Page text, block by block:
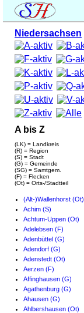
Niedersachsen
A bis Z
(LK) = Landkreis
(R) = Region
(S) = Stadt
(G) = Gemeinde
(SG) = Samtgem.
(F) = Flecken
(Ot) = Orts-/Stadtteil
(Alt-)Wallenhorst (Ot)
Achim (S)
Achtum-Uppen (Ot)
Adelebsen (F)
Adenbüttel (G)
Adendorf (G)
Adenstedt (Ot)
Aerzen (F)
Affinghausen (G)
Agathenburg (G)
Ahausen (G)
Ahlbershausen (Ot)